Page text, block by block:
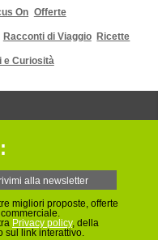
On Offerte
Racconti di Viaggio Ricette
e Curiosità
migliori proposte, offerte
Privacy policy, della
sul link interattivo.